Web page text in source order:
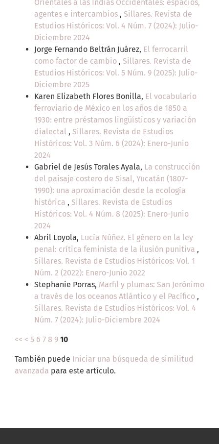
Orientales a las Indias Occidentales: espacios,
agentes e intercambios , Sillares. Revista de
Estudios Históricos: Vol. 4 Núm. 7 (2024): Julio-
Diciembre 2024
Jorge Fernando Beltrán Juárez, El ferrocarril
como factor de cambio , Sillares. Revista de
Estudios Históricos: Vol. 5 Núm. 9 (2025): Julio-
Diciembre 2025
Karen Elizabeth Flores Bonilla, El vocabulario
ferroviario de México en los años de 1850 a
1930: entre préstamos lingüísticos y variación
dialectal , Sillares. Revista de Estudios
Históricos: Vol. 3 Núm. 6 (2024): Enero-Junio
2024
Gabriel de Jesús Torales Ayala, La construcción
del paisaje costero de Sisal, Yucatán (1807-
1990): una aproximación desde la ecología
histórica , Sillares. Revista de Estudios
Históricos: Vol. 4 Núm. 8 (2025): Enero-Junio
2024
Abril Loyola, Lucía Núñez. El género en la ley
penal: crítica feminista de la ilusión punitiva ,
Sillares. Revista de Estudios Históricos: Vol. 1
Núm. 2 (2022): Enero-Junio 2022
Stephanie Porras, Marfil y plumas: San Jerónimo
a través de los oceanos Atlántico y el Pacífico ,
Sillares. Revista de Estudios Históricos: Vol. 4
Núm. 7 (2024): Julio-Diciembre 2024
<< < 5 6 7 8 9 10
También puede Iniciar una búsqueda de similitud
avanzada para este artículo.